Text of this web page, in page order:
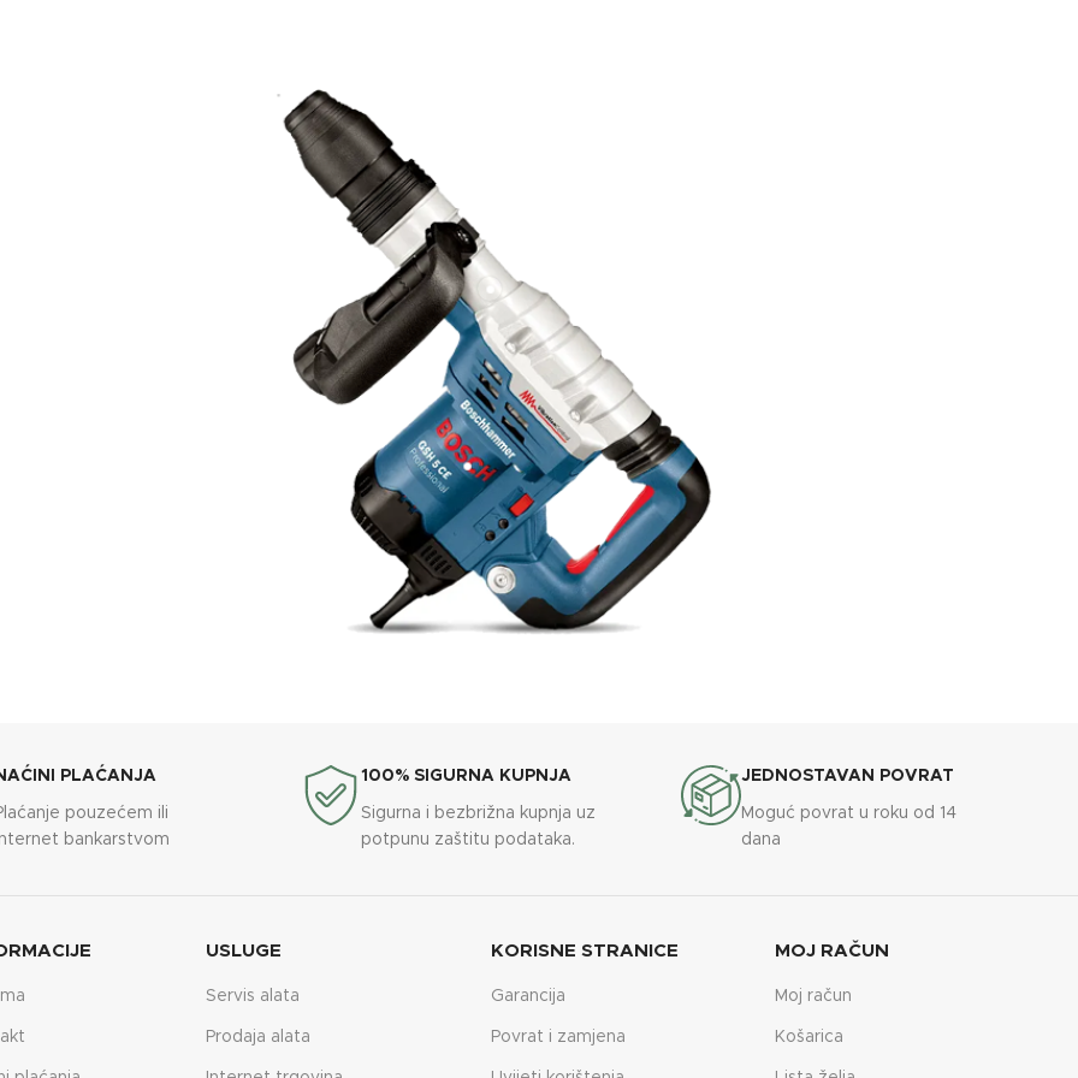
PLAĆANJA
pouzećem ili
bankarstvom
100% SIGURNA KUPNJA
Sigurna i bezbrižna kupnja uz
potpunu zaštitu podataka.
JEDNOSTAVAN POVRAT
Moguć povrat u roku od 14
dana
USLUGE
Servis alata
Prodaja alata
KORISNE STRANICE
Garancija
Povrat i zamjena
MOJ RAČUN
Moj račun
Košarica